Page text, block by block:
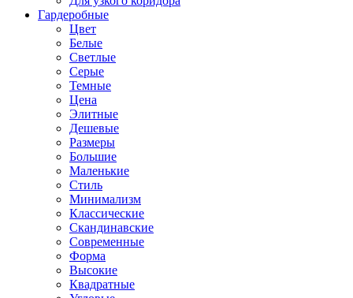
Гардеробные
Цвет
Белые
Светлые
Серые
Темные
Цена
Элитные
Дешевые
Размеры
Большие
Маленькие
Стиль
Минимализм
Классические
Скандинавские
Современные
Форма
Высокие
Квадратные